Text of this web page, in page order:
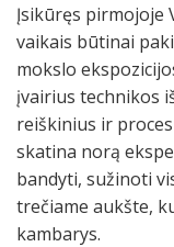
Įsikūręs pirmojoje
vaikais būtinai
mokslo
įvairius technikos
reiškinius ir
skatina norą
bandyti, sužinoti
trečiame aukšte,
kambarys.